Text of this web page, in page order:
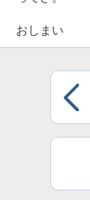
おしまい